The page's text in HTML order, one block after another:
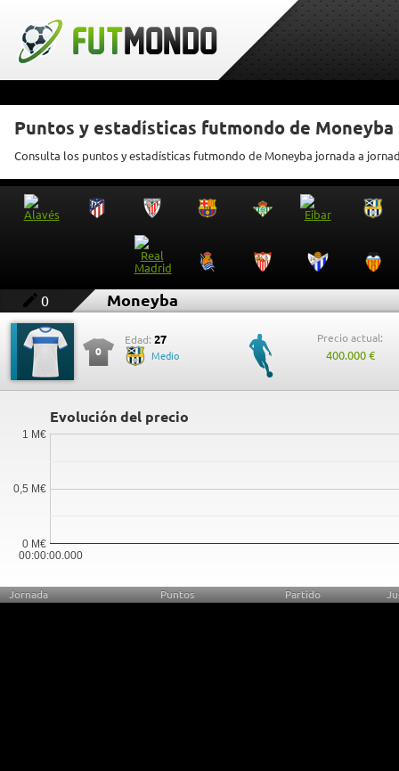
Puntos y estadísticas futmondo de Moneyba
Consulta los puntos y estadísticas futmondo de Moneyba jornada a
0 Moneyba
0
Edad: 27
Medio
Precio actual:
400.000 €
Evolución del precio
00:00:00.000
0 M€
0,5 M€
1 M€
Jornada Puntos Partido